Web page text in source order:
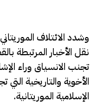
وشدد الائتلاف
نقل الأخبار المرتبطة
تجنب الانسياق وراء
الأخوية والتاريخية
الإسلامية الموريتانية.